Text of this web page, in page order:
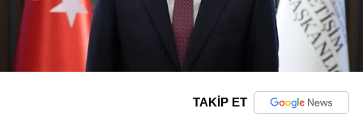
TAKİP ET